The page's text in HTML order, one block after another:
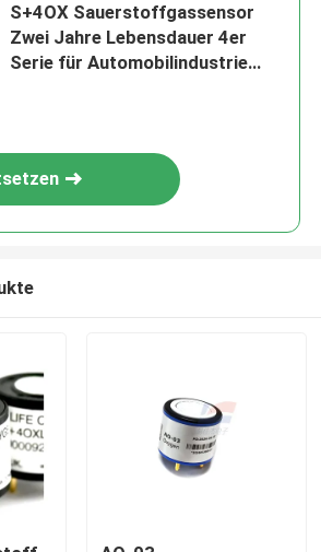
S+4OX Sauerstoffgassensor
Zwei Jahre Lebensdauer 4er
Serie für Automobilindustrie